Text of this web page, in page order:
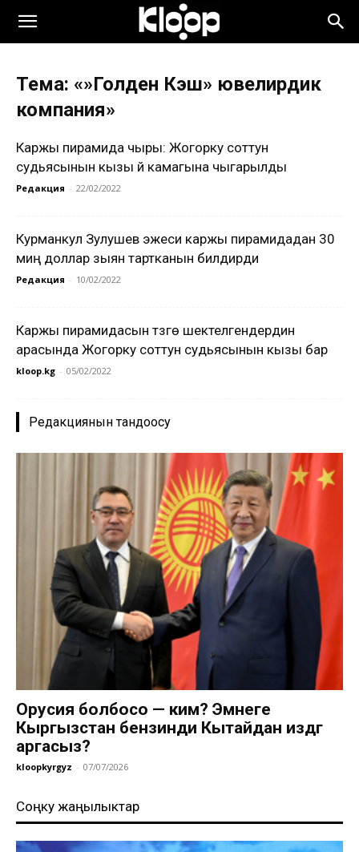
Тема: «»Голден Кэш» ювелирдик
компания»
Каржы пирамида чыры: Жогорку соттун
судьясынын кызы үй камагына чыгарылды
Редакция - 22/02/2022
Курманкул Зулушев эжеси каржы пирамидадан 30
миң доллар зыян тартканын билдирди
Редакция - 10/02/2022
Каржы пирамидасын түзүүгө шектелгендердин
арасында Жогорку соттун судьясынын кызы бар
kloop.kg - 05/02/2022
Редакциянын тандоосу
Орусия болбосо — ким? Эмнеге
Кыргызстан бензинди Кытайдан издөөгө
аргасыз?
kloopkyrgyz - 07/07/2026
Соңку жаңылыктар